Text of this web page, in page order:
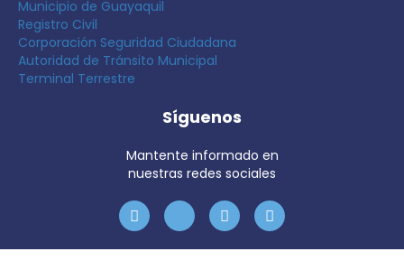
Municipio de Guayaquil
Registro Civil
Corporación Seguridad Ciudadana
Autoridad de Tránsito Municipal
Terminal Terrestre
Síguenos
Mantente informado en
nuestras redes sociales